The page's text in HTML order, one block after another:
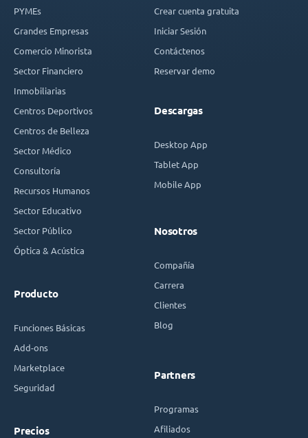
PYMEs
Grandes Empresas
Comercio Minorista
Sector Financiero
Inmobiliarias
Centros Deportivos
Centros de Belleza
Sector Médico
Consultoría
Recursos Humanos
Sector Educativo
Sector Público
Óptica & Acústica
Producto
Funciones Básicas
Add-ons
Marketplace
Seguridad
Precios
Crear cuenta gratuita
Iniciar Sesión
Contáctenos
Reservar demo
Descargas
Desktop App
Tablet App
Mobile App
Nosotros
Compañía
Carrera
Clientes
Blog
Partners
Programas
Afiliados